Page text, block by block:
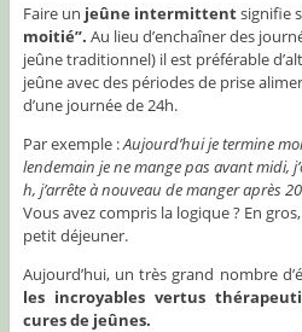
Faire un jeûne intermittentsignifie
moitié”. Au lieu d’enchaîner des
jeûne traditionnel) il est préférable
jeûne avec des périodes de prise
d’une journée de 24h.
Par exemple :Aujourd’hui je termine
lendemain je ne mange pas avant midi,
h, j’arrête à nouveau de manger après
Vous avez compris la logique ? En
petit déjeuner.
Aujourd’hui, un très grand nombre
les incroyables vertus
cures de jeûnes.